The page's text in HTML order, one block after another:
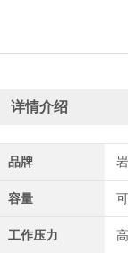
详情介绍
品牌
容量
工作压力